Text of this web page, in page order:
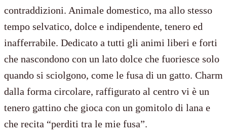
contraddizioni. Animale domestico, ma allo stesso
tempo selvatico, dolce e indipendente, tenero ed
inafferrabile. Dedicato a tutti gli animi liberi e forti
che nascondono con un lato dolce che fuoriesce solo
quando si sciolgono, come le fusa di un gatto. Charm
dalla forma circolare, raffigurato al centro vi è un
tenero gattino che gioca con un gomitolo di lana e
che recita “perditi tra le mie fusa”.